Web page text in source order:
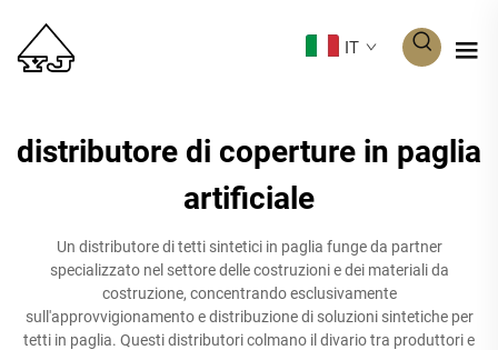
IT
distributore di coperture in paglia
artificiale
Un distributore di tetti sintetici in paglia funge da partner
specializzato nel settore delle costruzioni e dei materiali da
costruzione, concentrando esclusivamente
sull'approvvigionamento e distribuzione di soluzioni sintetiche per
tetti in paglia. Questi distributori colmano il divario tra produttori e